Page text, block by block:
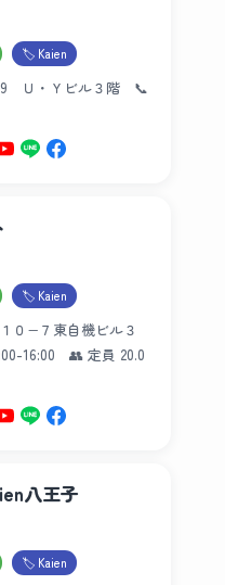
🏷 Kaien
9 Ｕ・Ｙビル３階 📞
🏷 Kaien
０−７東自機ビル３
16:00 👥 定員 20.0
八王子
🏷 Kaien